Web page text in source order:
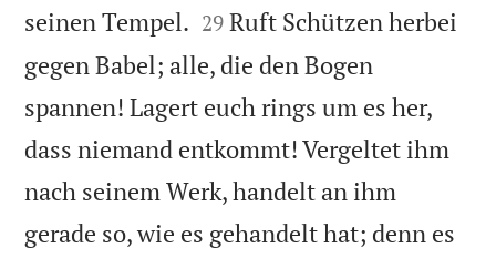
seinen Tempel. 

29 Ruft Schützen herbei
gegen Babel; alle, die den Bogen
spannen! Lagert euch rings um es her,
dass niemand entkommt! Vergeltet ihm
nach seinem Werk, handelt an ihm
gerade so, wie es gehandelt hat; denn es